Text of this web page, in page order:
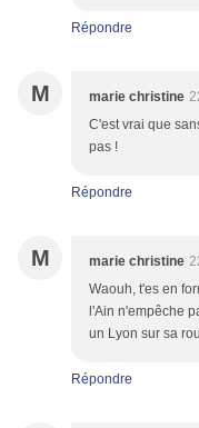
Répondre
M marie christine
C'est vrai que
pas !
Répondre
M marie christine
Waouh, t'es en
l'Ain n'empêche
un Lyon sur sa
Répondre